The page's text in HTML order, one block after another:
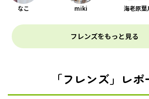
なこ miki 海老原葉
フレンズをもっと見る
「フレンズ」レ